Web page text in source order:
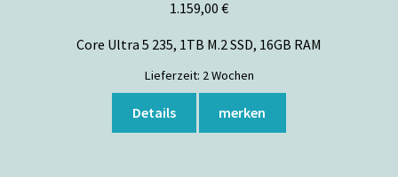
1.159,00 €
Core Ultra 5 235, 1TB M.2 SSD, 16GB RAM
Lieferzeit: 2 Wochen
Details merken